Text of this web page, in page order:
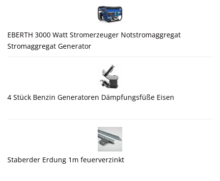
EBERTH 3000 Watt Stromerzeuger Notstromaggregat
Stromaggregat Generator
4 Stück Benzin Generatoren Dämpfungsfüße Eisen
Staberder Erdung 1m feuerverzinkt